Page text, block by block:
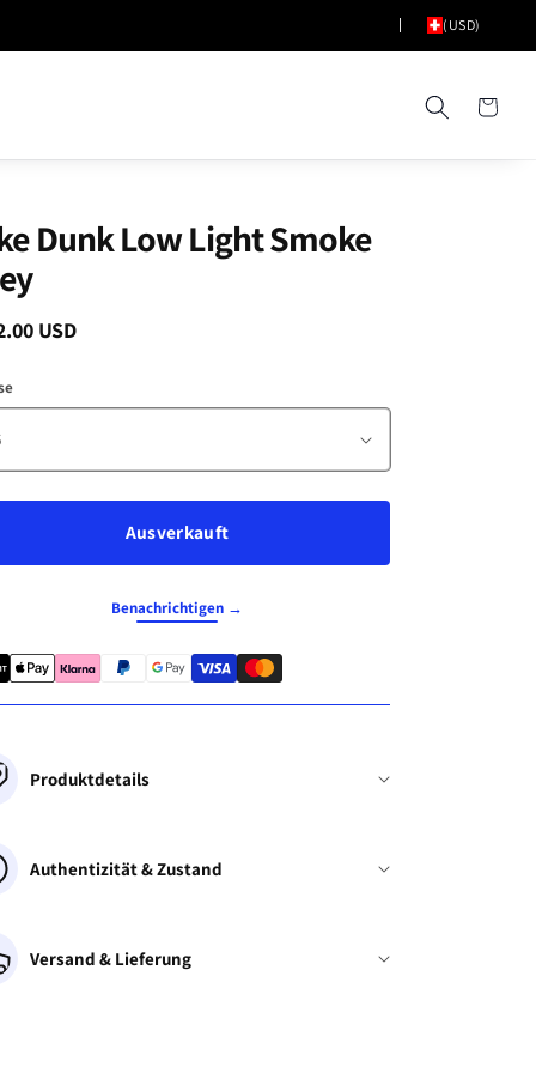
(USD)
Warenkorb
Dunk Low Light Smoke
USD
Ausverkauft
Benachrichtigen →
Produktdetails
Authentizität & Zustand
Versand & Lieferung